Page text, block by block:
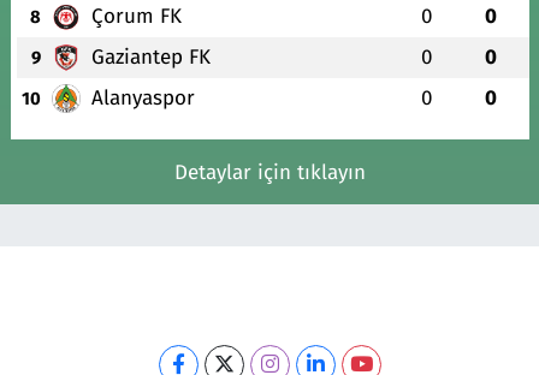
8 Çorum FK 0 0
9 Gaziantep FK 0 0
10 Alanyaspor 0 0
Detaylar için tıklayın